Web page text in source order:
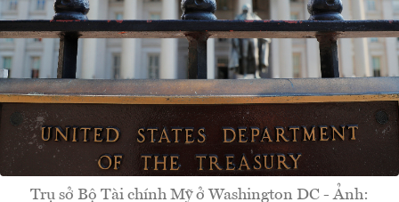
Trụ sở Bộ Tài chính Mỹ ở Washington DC - Ảnh: